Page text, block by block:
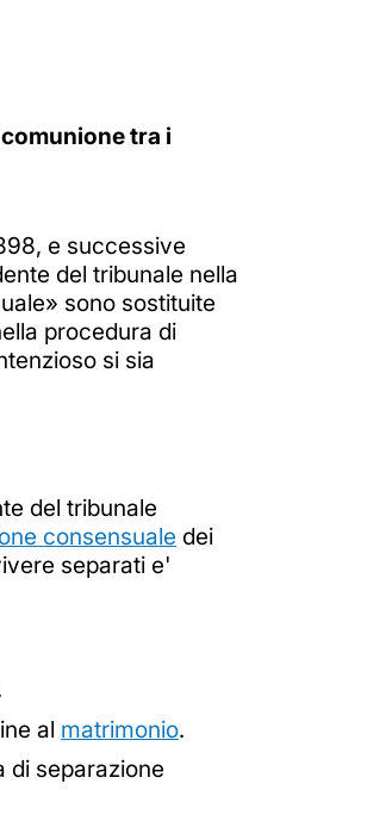
tra i
e successive
del tribunale nella
sono sostituite
procedura di
si sia
del tribunale
consensuale dei
separati e'
al matrimonio.
di separazione